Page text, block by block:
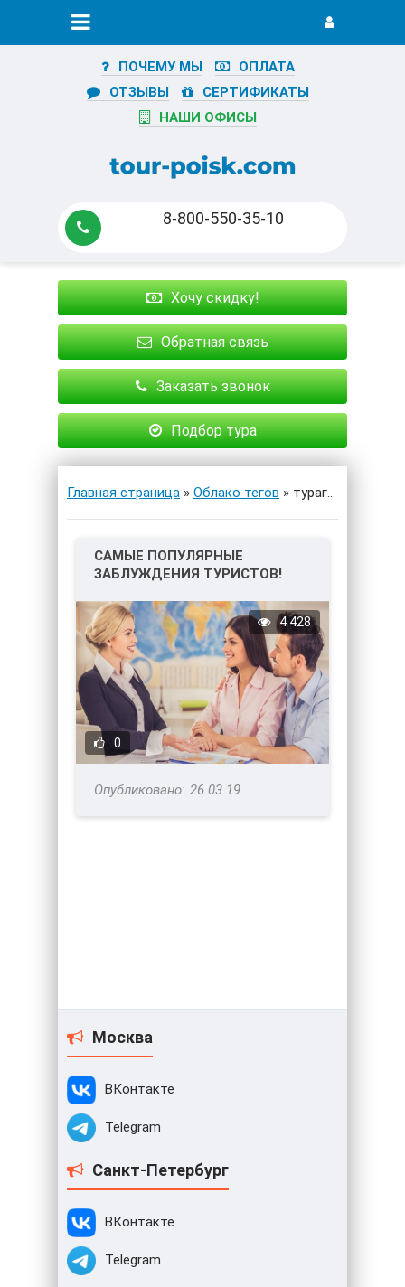
ПОЧЕМУ МЫ
ОПЛАТА
ОТЗЫВЫ
СЕРТИФИКАТЫ
НАШИ ОФИСЫ
8-800-550-35-10
Хочу скидку!
Обратная связь
Заказать звонок
Подбор тура
Главная страница » Облако тегов » турагент
САМЫЕ ПОПУЛЯРНЫЕ
ЗАБЛУЖДЕНИЯ ТУРИСТОВ!
0
4 428
26.03.19
Москва
ВКонтакте
Telegram
Санкт-Петербург
ВКонтакте
Telegram